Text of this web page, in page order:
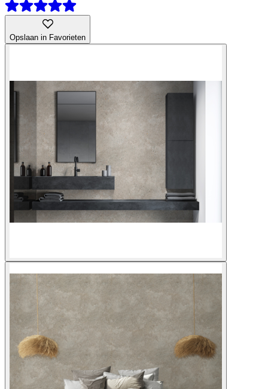
Opslaan in Favorieten